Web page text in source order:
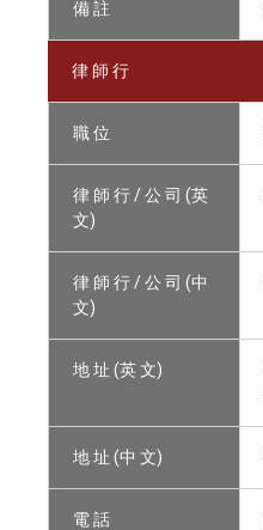
備 註
律 師 行
職 位
律 師 行 / 公 司 (英
文)
律 師 行 / 公 司 (中
文)
地 址 (英 文)
地 址 (中 文)
電 話